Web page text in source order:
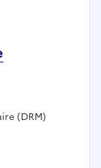
(DRM)